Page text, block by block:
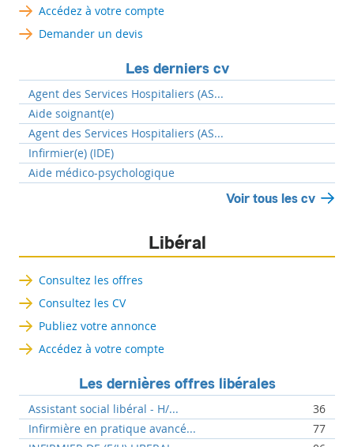
Accédez à votre compte
Demander un devis
Les derniers cv
Agent des Services Hospitaliers (AS...
Aide soignant(e)
Agent des Services Hospitaliers (AS...
Infirmier(e) (IDE)
Aide médico-psychologique
Voir tous les cv
Libéral
Consultez les offres
Consultez les CV
Publiez votre annonce
Accédez à votre compte
Les dernières offres libérales
Assistant social libéral - H/...
36
Infirmière en pratique avancé...
77